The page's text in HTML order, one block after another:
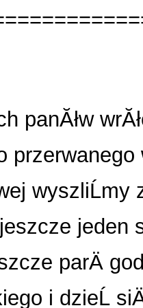
panĂłw
z
jeden
parÄ
i dzieĹ